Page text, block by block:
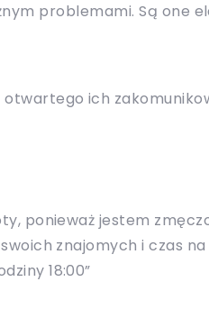
problemami. Są one
ich
ponieważ jestem
znajomych i czas
18:00”